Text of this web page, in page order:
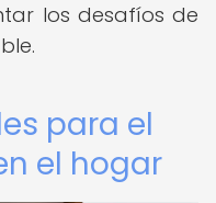
los desafíos de
para el
el hogar